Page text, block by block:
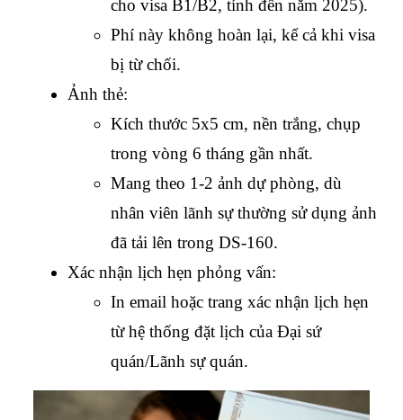
cho visa B1/B2, tính đến năm 2025).
Phí này không hoàn lại, kể cả khi visa
bị từ chối.
Ảnh thẻ:
Kích thước 5x5 cm, nền trắng, chụp
trong vòng 6 tháng gần nhất.
Mang theo 1-2 ảnh dự phòng, dù
nhân viên lãnh sự thường sử dụng ảnh
đã tải lên trong DS-160.
Xác nhận lịch hẹn phỏng vấn:
In email hoặc trang xác nhận lịch hẹn
từ hệ thống đặt lịch của Đại sứ
quán/Lãnh sự quán.